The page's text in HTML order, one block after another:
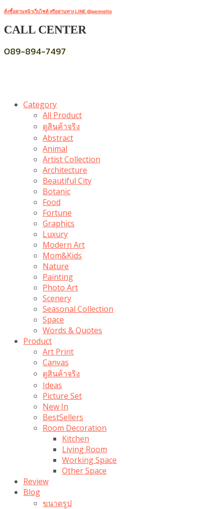
สั่งซื้อผ่านหน้าเว็บไซต์ หรือผ่านทาง LINE @pennello
CALL CENTER
089-894-7497
Category
All Product
ดูสินค้าจริง
Abstract
Animal
Artist Collection
Architecture
Beautiful City
Botanic
Food
Fortune
Graphics
Luxury
Modern Art
Mom&Kids
Nature
Painting
Photo Art
Scenery
Seasonal Collection
Space
Words & Quotes
Product
Art Print
Canvas
ดูสินค้าจริง
Ideas
Picture Set
New In
BestSellers
Room Decoration
Kitchen
Living Room
Working Space
Other Space
Review
Blog
ขนาดรูป